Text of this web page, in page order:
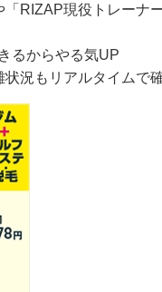
「RIZAP現役トレー
るからやる気UP
況もリアルタイムで